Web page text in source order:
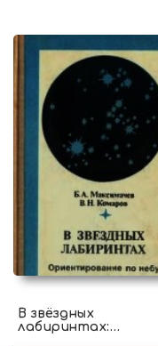
В звёздных
лабиринтах: